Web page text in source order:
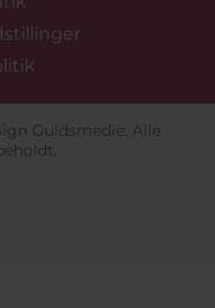
Guldsmedie. Alle